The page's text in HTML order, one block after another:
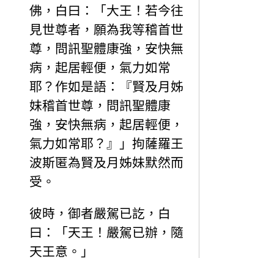
佛，白曰：「大王！若今往
見世尊者，願為我等稽首世
尊，問訊聖體康強，安快無
病，起居輕便，氣力如常
耶？作如是語：『賢及月姊
妹稽首世尊，問訊聖體康
強，安快無病，起居輕便，
氣力如常耶？』」拘薩羅王
波斯匿為賢及月姊妹默然而
受。
彼時，御者嚴駕已訖，白
曰：「天王！嚴駕已辦，隨
天王意。」